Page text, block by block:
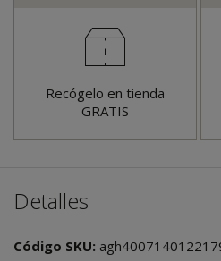
Recógelo en tienda
GRATIS
Detalles
Código SKU: